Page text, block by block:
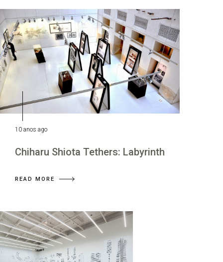
10 anos ago
Chiharu Shiota Tethers: Labyrinth
READ MORE